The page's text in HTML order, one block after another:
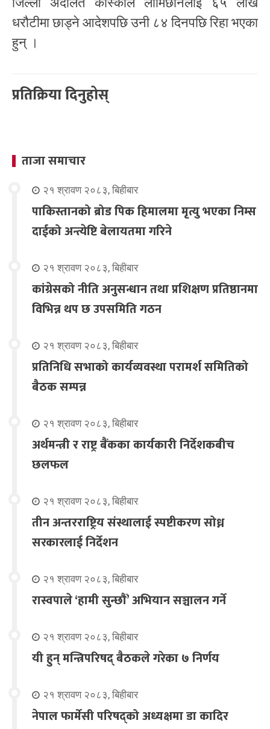
धरौटीमा छाड्ने आदेशपछि उनी ८४ दिनपछि रिहा भएका
हुन् ।
प्रतिक्रिया दिनुहोस्
ताजा समाचार
२१ श्रावण २०८३, बिहीबार
पाकिस्तानको ब्रोड पिक हिमालमा मृत्यु भएका निम्स
दाईको अन्त्येष्टि बेलायतमा गरिने
२१ श्रावण २०८३, बिहीबार
कांग्रेसको नीति अनुसन्धान तथा प्रशिक्षण प्रतिष्ठानमा
विभिन्न थप छ उपसमिति गठन
२१ श्रावण २०८३, बिहीबार
प्रतिनिधि सभाको कार्यव्यवस्था परामर्श समितिको
बैठक सम्पन्न
२१ श्रावण २०८३, बिहीबार
अर्थमन्त्री र राष्ट्र बैंकका कार्यकारी निर्देशकबीच
छलफल
२१ श्रावण २०८३, बिहीबार
तीन अन्तरराष्ट्रिय संस्थालाई स्पष्टीकरण सोध्न
सरकारलाई निर्देशन
२१ श्रावण २०८३, बिहीबार
रास्वपाले ‘हामी सुन्छौँ’ अभियान सञ्चालन गर्ने
२१ श्रावण २०८३, बिहीबार
यी हुन् मन्त्रिपरिषद् बैठकले गरेका ७ निर्णय
२१ श्रावण २०८३, बिहीबार
नेपाल फार्मेसी परिषद्को अध्यक्षमा डा कादिर